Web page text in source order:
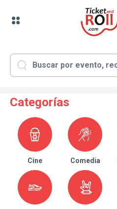
Categorías
Cine Comedia